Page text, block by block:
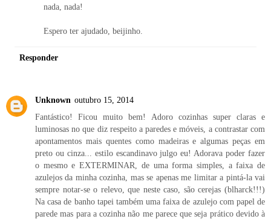
nada, nada!
Espero ter ajudado, beijinho.
Responder
Unknown outubro 15, 2014
Fantástico! Ficou muito bem! Adoro cozinhas super claras e
luminosas no que diz respeito a paredes e móveis, a contrastar com
apontamentos mais quentes como madeiras e algumas peças em
preto ou cinza... estilo escandinavo julgo eu! Adorava poder fazer
o mesmo e EXTERMINAR, de uma forma simples, a faixa de
azulejos da minha cozinha, mas se apenas me limitar a pintá-la vai
sempre notar-se o relevo, que neste caso, são cerejas (blharck!!!)
Na casa de banho tapei também uma faixa de azulejo com papel de
parede mas para a cozinha não me parece que seja prático devido à